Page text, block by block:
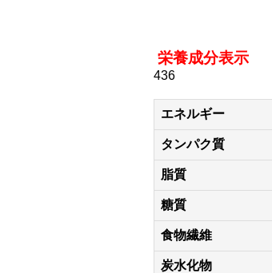
栄養成分表示
436
エネルギー
タンパク質
脂質
糖質
食物繊維
炭水化物